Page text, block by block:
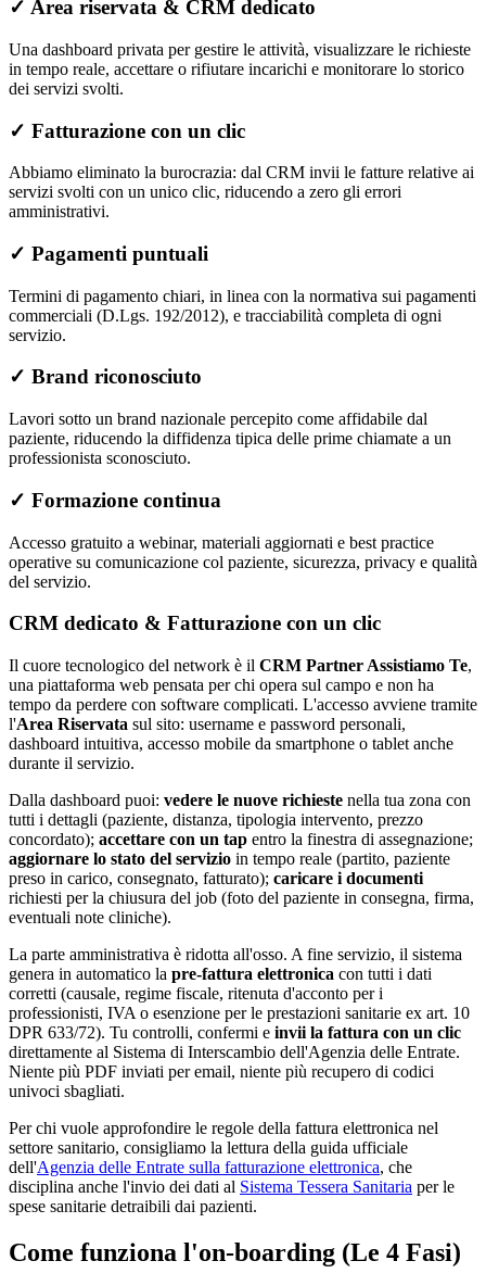
✓ Area riservata & CRM dedicato
Una dashboard privata per gestire le attività, visualizzare le richieste
in tempo reale, accettare o rifiutare incarichi e monitorare lo storico
dei servizi svolti.
✓ Fatturazione con un clic
Abbiamo eliminato la burocrazia: dal CRM invii le fatture relative ai
servizi svolti con un unico clic, riducendo a zero gli errori
amministrativi.
✓ Pagamenti puntuali
Termini di pagamento chiari, in linea con la normativa sui pagamenti
commerciali (D.Lgs. 192/2012), e tracciabilità completa di ogni
servizio.
✓ Brand riconosciuto
Lavori sotto un brand nazionale percepito come affidabile dal
paziente, riducendo la diffidenza tipica delle prime chiamate a un
professionista sconosciuto.
✓ Formazione continua
Accesso gratuito a webinar, materiali aggiornati e best practice
operative su comunicazione col paziente, sicurezza, privacy e qualità
del servizio.
CRM dedicato & Fatturazione con un clic
Il cuore tecnologico del network è il CRM Partner Assistiamo Te,
una piattaforma web pensata per chi opera sul campo e non ha
tempo da perdere con software complicati. L'accesso avviene tramite
l'Area Riservata sul sito: username e password personali,
dashboard intuitiva, accesso mobile da smartphone o tablet anche
durante il servizio.
Dalla dashboard puoi: vedere le nuove richieste nella tua zona con
tutti i dettagli (paziente, distanza, tipologia intervento, prezzo
concordato); accettare con un tap entro la finestra di assegnazione;
aggiornare lo stato del servizio in tempo reale (partito, paziente
preso in carico, consegnato, fatturato); caricare i documenti
richiesti per la chiusura del job (foto del paziente in consegna, firma,
eventuali note cliniche).
La parte amministrativa è ridotta all'osso. A fine servizio, il sistema
genera in automatico la pre-fattura elettronica con tutti i dati
corretti (causale, regime fiscale, ritenuta d'acconto per i
professionisti, IVA o esenzione per le prestazioni sanitarie ex art. 10
DPR 633/72). Tu controlli, confermi e invii la fattura con un clic
direttamente al Sistema di Interscambio dell'Agenzia delle Entrate.
Niente più PDF inviati per email, niente più recupero di codici
univoci sbagliati.
Per chi vuole approfondire le regole della fattura elettronica nel
settore sanitario, consigliamo la lettura della guida ufficiale
dell'Agenzia delle Entrate sulla fatturazione elettronica, che
disciplina anche l'invio dei dati al Sistema Tessera Sanitaria per le
spese sanitarie detraibili dai pazienti.
Come funziona l'on-boarding (Le 4 Fasi)